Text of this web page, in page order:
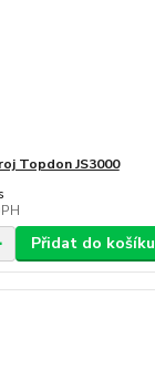
Topdon JS3000
Přidat do košíku